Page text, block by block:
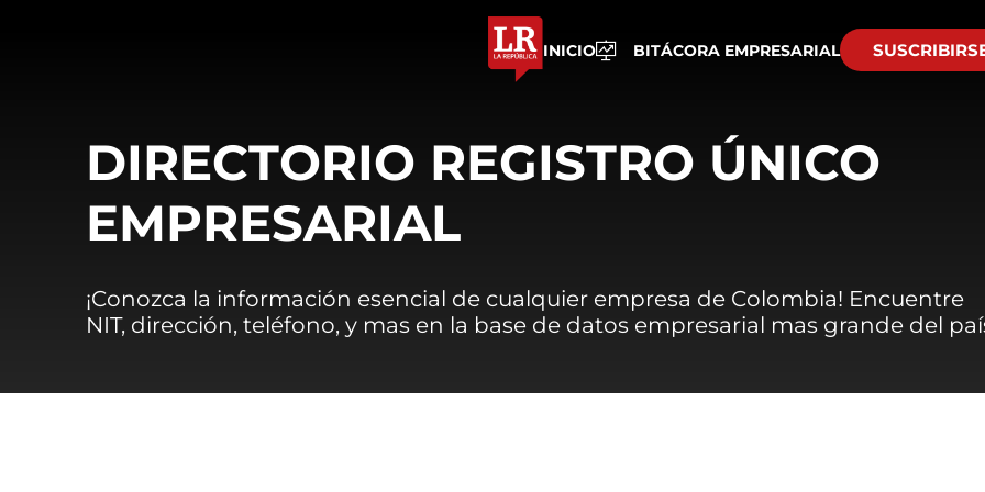
INICIO BITÁCORA EMPRESARIAL
DIRECTORIO REGISTRO ÚNICO
EMPRESARIAL
¡Conozca la información esencial de cualquier empresa de Colombia! Encuentre
NIT, dirección, teléfono, y mas en la base de datos empresarial mas grande del